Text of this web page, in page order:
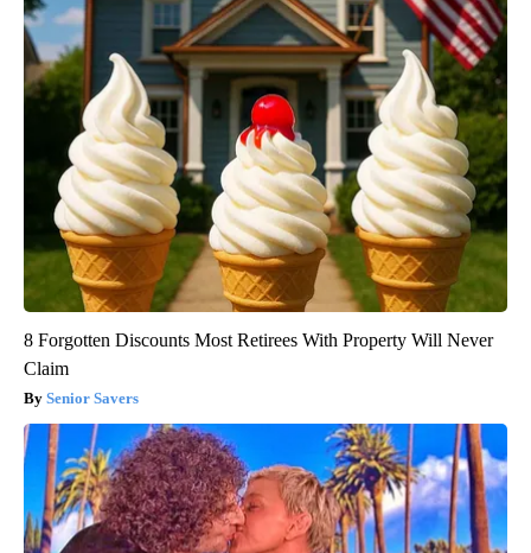
8 Forgotten Discounts Most Retirees With Property Will Never
Claim
Senior Savers